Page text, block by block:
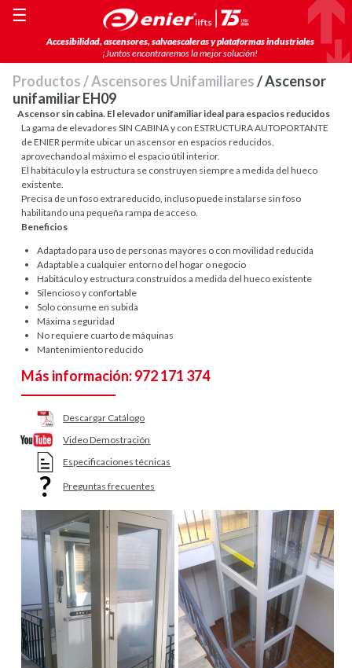
Accesibilidad, ascensores, salvaescaleras y plataformas industriales
¡Juntos encontraremos la mejor solución!
☰
Productos /Ascensores Unifamiliares/ Ascensor
unifamiliar EH09
Ascensor sin cabina. El elevador unifamiliar ideal para espacios reducidos
La gama de elevadores SIN CABINA y con ESTRUCTURA AUTOPORTANTE
de ENIER permite ubicar un ascensor en espacios reducidos,
aprovechando al máximo el espacio útil interior.
El habitáculo y la estructura se construyen siempre a medida del hueco
existente.
Precisa de un foso extrareducido, incluso puede instalarse sin foso
habilitando una pequeña rampa de acceso.
Beneficios
Adaptado para uso de personas mayores o con movilidad reducida
Adaptable a cualquier entorno del hogar o negocio
Habitáculo y estructura construidos a medida del hueco existente
Silencioso y confortable
Solo consume en subida
Máxima seguridad
No requiere cuarto de máquinas
Mantenimiento reducido
Más información: 972 171 374
Descargar Catálogo
Video Demostración
Especificaciones técnicas
Preguntas frecuentes